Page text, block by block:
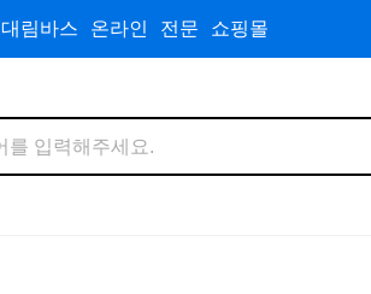
대림바스 온라인 전문 쇼핑몰